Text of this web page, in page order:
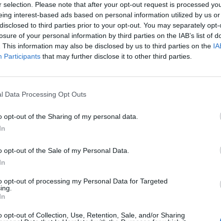
selection. Please note that after your opt-out request is processed
interest-based ads based on personal information utilized by us
to third parties prior to your opt-out. You may separately
of your personal information by third parties on the IAB’s list of
This information may also be disclosed by us to third parties on the
Participants that may further disclose it to other third parties.
Data Processing Opt Outs
opt-out of the Sharing of my personal data.
opt-out of the Sale of my Personal Data.
opt-out of processing my Personal Data for Targeted
opt-out of Collection, Use, Retention, Sale, and/or Sharing
illeszkedő, környezetbarát burkolatokat
Fegyház és Börtönben - közölte a
Alföld Kft.-nél tartott sajtóbejáráson azt mondta, hogy a
költségeihez. A folyamatos munkavégzés segíti a
szakmát tanulhatnak, és ez lehetővé teszi,
portfolio.hu hírarchívumához tartozik, melynek olvasása
cikkarchívum